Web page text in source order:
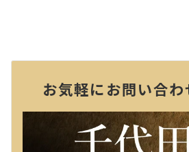
お気軽にお問い合